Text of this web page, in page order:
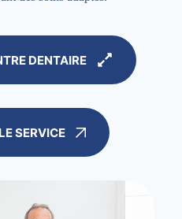
DENTAIRE
SERVICE